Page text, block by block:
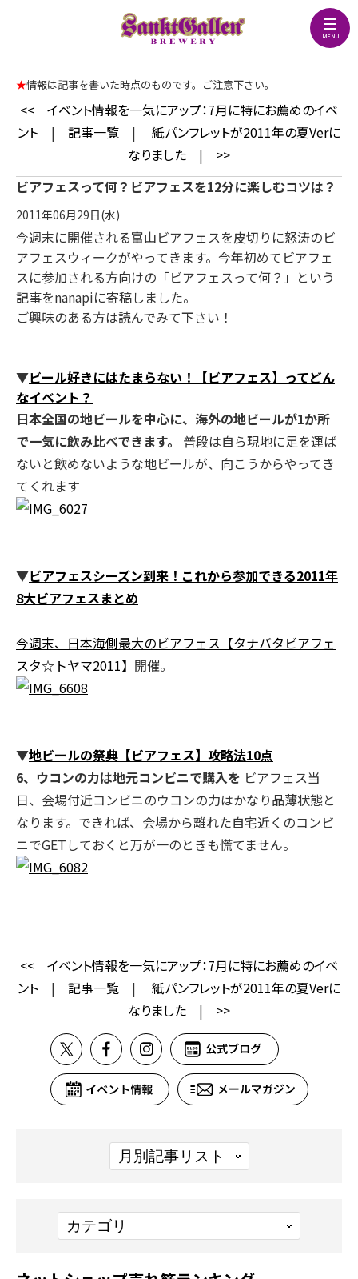
★情報は記事を書いた時点のものです。ご注意下さい。
<<
イベント情報を一気にアップ：7月に特にお薦めのイベ
ント | 記事一覧 |
紙パンフレットが2011年の夏Verに
なりました | >>
ビアフェスって何？ビアフェスを12分に楽しむコツは？
2011年06月29日(水)
今週末に開催される富山ビアフェスを皮切りに怒涛のビ
アフェスウィークがやってきます。今年初めてビアフェ
スに参加される方向けの「ビアフェスって何？」という
記事をnanapiに寄稿しました。
ご興味のある方は読んでみて下さい！
▼ビール好きにはたまらない！【ビアフェス】ってどん
なイベント？
日本全国の地ビールを中心に、海外の地ビールが1か所
で一気に飲み比べできます。
普段は自ら現地に足を運ば
ないと飲めないような地ビールが、向こうからやってき
てくれます
▼ビアフェスシーズン到来！これから参加できる2011年
8大ビアフェスまとめ
今週末、日本海側最大のビアフェス【タナバタビアフェ
スタ☆トヤマ2011】 開催。
▼地ビールの祭典【ビアフェス】攻略法10点
6、ウコンの力は地元コンビニで購入を ビアフェス当
日、会場付近コンビニのウコンの力はかなり品薄状態と
なります。できれば、会場から離れた自宅近くのコンビ
ニでGETしておくと万が一のときも慌てません。
<<
イベント情報を一気にアップ：7月に特にお薦めのイベ
ント | 記事一覧 |
紙パンフレットが2011年の夏Verに
なりました | >>